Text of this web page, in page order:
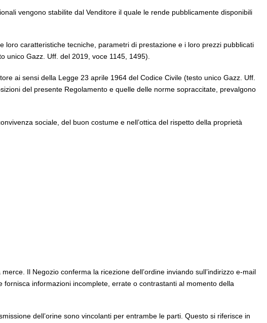
vengono stabilite dal Venditore il quale le rende pubblicamente disponibili
loro caratteristiche tecniche, parametri di prestazione e i loro prezzi pubblicati
unico Gazz. Uff. del 2019, voce 1145, 1495).
ai sensi della Legge 23 aprile 1964 del Codice Civile (testo unico Gazz. Uff.
del presente Regolamento e quelle delle norme sopraccitate, prevalgono
sociale, del buon costume e nell’ottica del rispetto della proprietà
Il Negozio conferma la ricezione dell’ordine inviando sull’indirizzo e-mail
informazioni incomplete, errate o contrastanti al momento della
dell’orine sono vincolanti per entrambe le parti. Questo si riferisce in